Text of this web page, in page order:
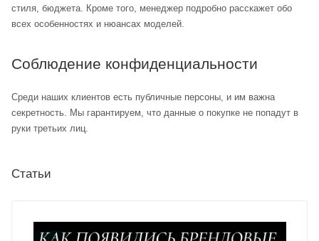
стиля, бюджета. Кроме того, менеджер подробно расскажет обо
всех особенностях и нюансах моделей.
Соблюдение конфиденциальности
Среди наших клиентов есть публичные персоны, и им важна
секретность. Мы гарантируем, что данные о покупке не попадут в
руки третьих лиц.
Статьи